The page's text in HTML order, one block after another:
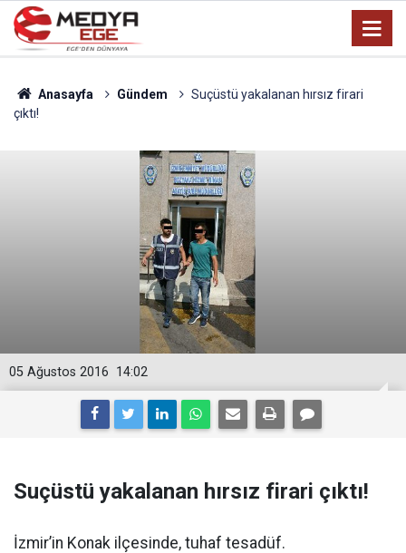
Anasayfa Gündem
Suçüstü yakalanan hırsız firari
çıktı!
14:02
05 Ağustos 2016
Suçüstü yakalanan hırsız firari çıktı!
İzmir’in Konak ilçesinde, tuhaf tesadüf.